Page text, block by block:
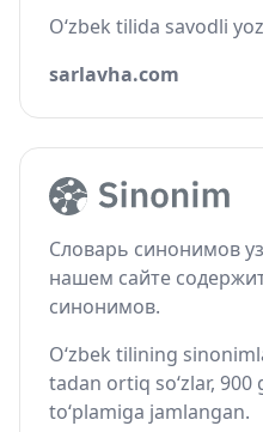
O‘zbek tilida savodli
sarlavha.com
Словарь синонимов
нашем сайте
синонимов.
O‘zbek tilining
tadan ortiq so‘zlar, 900
to‘plamiga jamlangan.